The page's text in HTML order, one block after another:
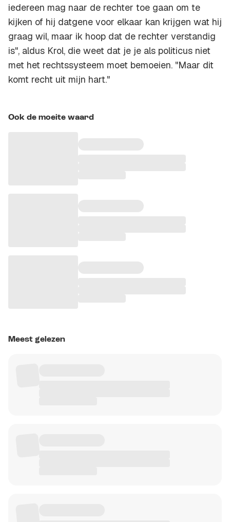
iedereen mag naar de rechter toe gaan om te
kijken of hij datgene voor elkaar kan krijgen wat hij
graag wil, maar ik hoop dat de rechter verstandig
is", aldus Krol, die weet dat je je als politicus niet
met het rechtssysteem moet bemoeien. "Maar dit
komt recht uit mijn hart."
Ook de moeite waard
Meest gelezen